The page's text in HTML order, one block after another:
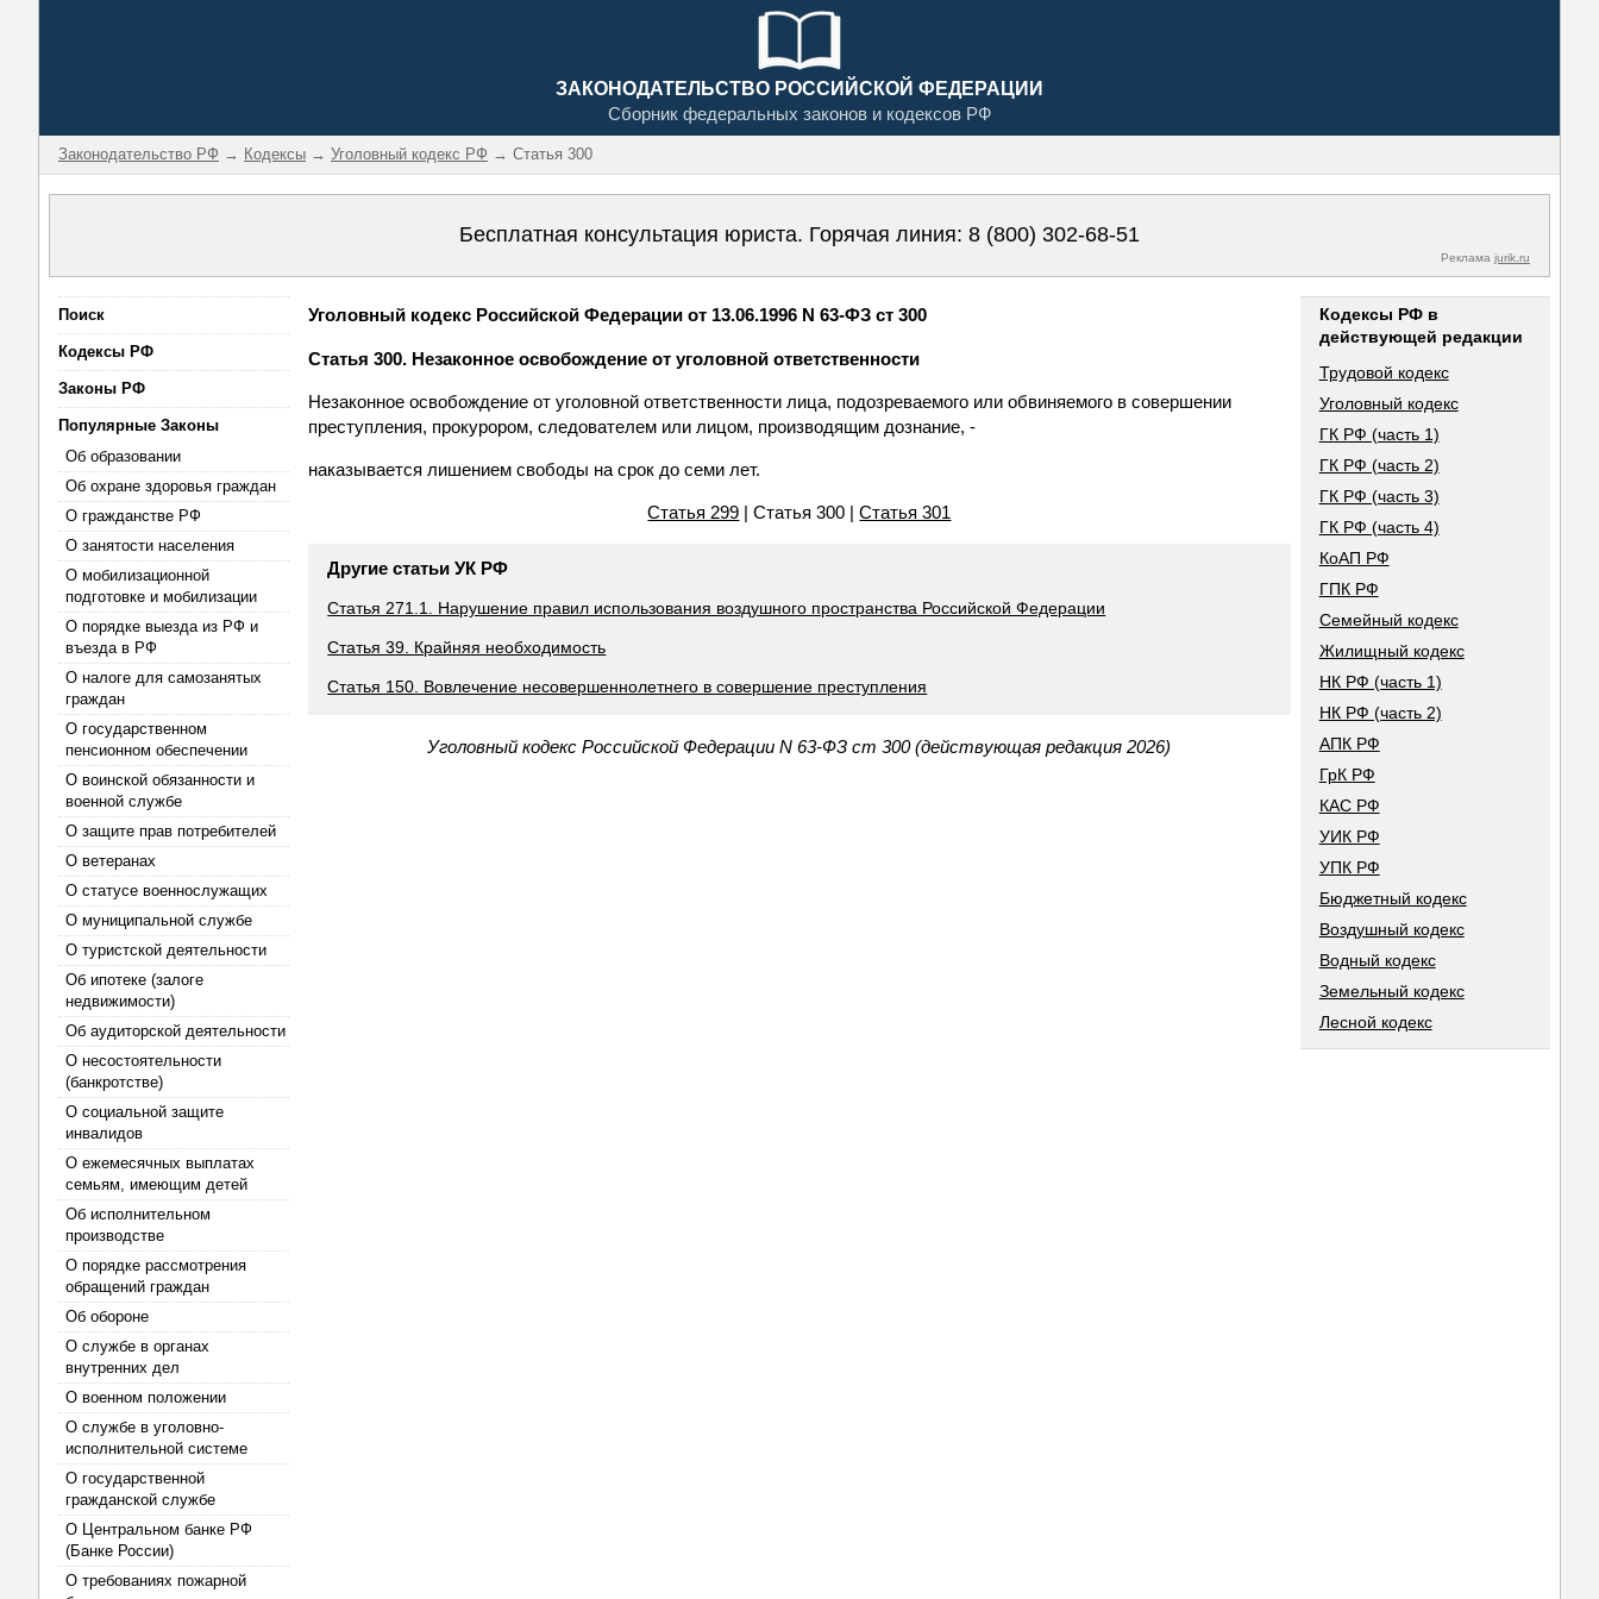
ЗАКОНОДАТЕЛЬСТВО РОССИЙСКОЙ ФЕДЕРАЦИИ
Сборник федеральных законов и кодексов РФ
Законодательство РФ → Кодексы → Уголовный кодекс РФ → Статья 300
Бесплатная консультация юриста. Горячая линия: 8 (800) 302-68-51
Реклама jurik.ru
Поиск
Кодексы РФ
Законы РФ
Популярные Законы
Об образовании
Об охране здоровья граждан
О гражданстве РФ
О занятости населения
О мобилизационной
подготовке и мобилизации
О порядке выезда из РФ и
въезда в РФ
О налоге для самозанятых
граждан
О государственном
пенсионном обеспечении
О воинской обязанности и
военной службе
О защите прав потребителей
О ветеранах
О статусе военнослужащих
О муниципальной службе
О туристской деятельности
Об ипотеке (залоге
недвижимости)
Об аудиторской деятельности
О несостоятельности
(банкротстве)
О социальной защите
инвалидов
О ежемесячных выплатах
семьям, имеющим детей
Об исполнительном
производстве
О порядке рассмотрения
обращений граждан
Об обороне
О службе в органах
внутренних дел
О военном положении
О службе в уголовно-
исполнительной системе
О государственной
гражданской службе
О Центральном банке РФ
(Банке России)
О требованиях пожарной
Уголовный кодекс Российской Федерации от 13.06.1996 N 63-ФЗ ст 300
Статья 300. Незаконное освобождение от уголовной ответственности
Незаконное освобождение от уголовной ответственности лица, подозреваемого или обвиняемого в совершении
преступления, прокурором, следователем или лицом, производящим дознание, -
наказывается лишением свободы на срок до семи лет.
Статья 299 | Статья 300 |Статья 301
Другие статьи УК РФ
Статья 271.1. Нарушение правил использования воздушного пространства Российской Федерации
Статья 39. Крайняя необходимость
Статья 150. Вовлечение несовершеннолетнего в совершение преступления
Уголовный кодекс Российской Федерации N 63-ФЗ ст 300 (действующая редакция 2026)
Кодексы РФ в
действующей редакции
Трудовой кодекс
Уголовный кодекс
ГК РФ (часть 1)
ГК РФ (часть 2)
ГК РФ (часть 3)
ГК РФ (часть 4)
КоАП РФ
ГПК РФ
Семейный кодекс
Жилищный кодекс
НК РФ (часть 1)
НК РФ (часть 2)
АПК РФ
ГрК РФ
КАС РФ
УИК РФ
УПК РФ
Бюджетный кодекс
Воздушный кодекс
Водный кодекс
Земельный кодекс
Лесной кодекс